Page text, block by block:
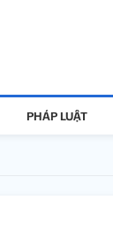
PHÁP LUẬT